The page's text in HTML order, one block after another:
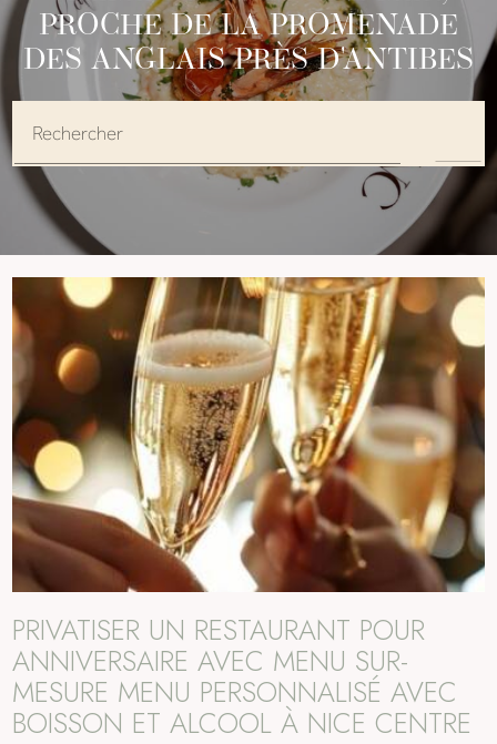
PROCHE DE LA PROMENADE
DES ANGLAIS PRÈS D'ANTIBES
Rechercher
PRIVATISER UN RESTAURANT POUR
ANNIVERSAIRE AVEC MENU SUR-
MESURE MENU PERSONNALISÉ AVEC
BOISSON ET ALCOOL À NICE CENTRE